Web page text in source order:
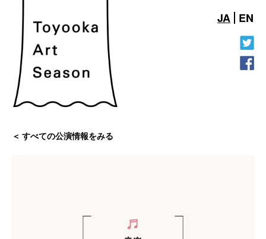
JA EN
すべての公演情報をみる